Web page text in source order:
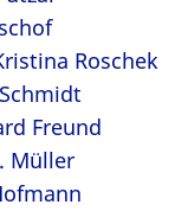
Roschek
Freund
Müller